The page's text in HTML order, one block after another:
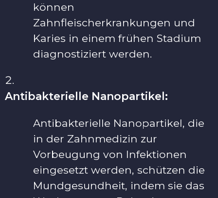
können
Zahnfleischerkrankungen und
Karies in einem frühen Stadium
diagnostiziert werden.
Antibakterielle Nanopartikel:
Antibakterielle Nanopartikel, die
in der Zahnmedizin zur
Vorbeugung von Infektionen
eingesetzt werden, schützen die
Mundgesundheit, indem sie das